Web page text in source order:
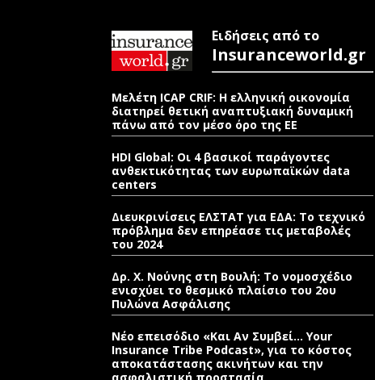
Ειδήσεις από το
Insuranceworld.gr
Μελέτη ICAP CRIF: Η ελληνική οικονομία
διατηρεί θετική αναπτυξιακή δυναμική
πάνω από τον μέσο όρο της ΕΕ
HDI Global: Οι 4 βασικοί παράγοντες
ανθεκτικότητας των ευρωπαϊκών data
centers
Διευκρινίσεις ΕΛΣΤΑΤ για ΕΔΑ: Το τεχνικό
πρόβλημα δεν επηρέασε τις μεταβολές
του 2024
Δρ. Χ. Νούνης στη Βουλή: Το νομοσχέδιο
ενισχύει το θεσμικό πλαίσιο του 2ου
Πυλώνα Ασφάλισης
Νέο επεισόδιο «Και Αν Συμβεί… Your
Insurance Tribe Podcast», για το κόστος
αποκατάστασης ακινήτων και την